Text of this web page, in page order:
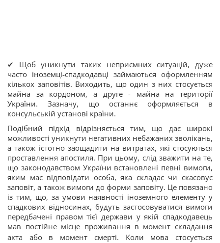
✔ Щоб уникнути таких неприємних ситуацій, дуже
часто іноземці-спадкодавці займаються оформленням
кількох заповітів. Виходить, що один з них стосується
майна за кордоном, а друге - майна на території
України. Зазначу, що останнє оформляється в
консульській установі країни.
Подібний підхід відрізняється тим, що дає широкі
можливості уникнути негативних небажаних зволікань,
а також істотно заощадити на витратах, які стосуються
проставлення апостиля. При цьому, слід зважити на те,
що законодавством України встановлені певні вимоги,
яким має відповідати особа, яка складає чи скасовує
заповіт, а також вимоги до форми заповіту. Це повязано
із тим, що, за умови наявності іноземного елементу у
спадкових відносинах, будуть застосовуватися вимоги
передбачені правом тієї держави у якій спадкодавець
мав постійне місце проживання в момент складання
акта або в момент смерті. Коли мова стосується